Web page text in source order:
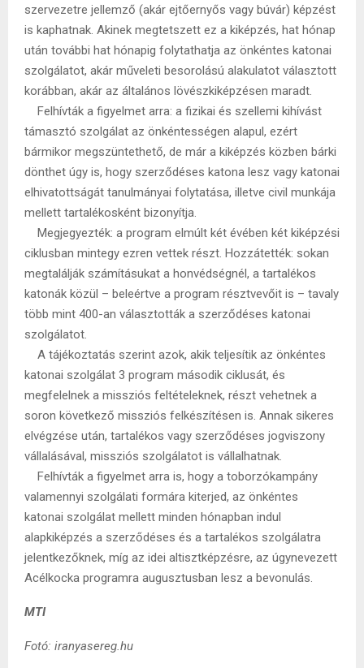
szervezetre jellemző (akár ejtőernyős vagy búvár) képzést
is kaphatnak. Akinek megtetszett ez a kiképzés, hat hónap
után további hat hónapig folytathatja az önkéntes katonai
szolgálatot, akár műveleti besorolású alakulatot választott
korábban, akár az általános lövészkiképzésen maradt.
Felhívták a figyelmet arra: a fizikai és szellemi kihívást
támasztó szolgálat az önkéntességen alapul, ezért
bármikor megszüntethető, de már a kiképzés közben bárki
dönthet úgy is, hogy szerződéses katona lesz vagy katonai
elhivatottságát tanulmányai folytatása, illetve civil munkája
mellett tartalékosként bizonyítja.
Megjegyezték: a program elmúlt két évében két kiképzési
ciklusban mintegy ezren vettek részt. Hozzátették: sokan
megtalálják számításukat a honvédségnél, a tartalékos
katonák közül – beleértve a program résztvevőit is – tavaly
több mint 400-an választották a szerződéses katonai
szolgálatot.
A tájékoztatás szerint azok, akik teljesítik az önkéntes
katonai szolgálat 3 program második ciklusát, és
megfelelnek a missziós feltételeknek, részt vehetnek a
soron következő missziós felkészítésen is. Annak sikeres
elvégzése után, tartalékos vagy szerződéses jogviszony
vállalásával, missziós szolgálatot is vállalhatnak.
Felhívták a figyelmet arra is, hogy a toborzókampány
valamennyi szolgálati formára kiterjed, az önkéntes
katonai szolgálat mellett minden hónapban indul
alapkiképzés a szerződéses és a tartalékos szolgálatra
jelentkezőknek, míg az idei altisztképzésre, az úgynevezett
Acélkocka programra augusztusban lesz a bevonulás.
MTI
Fotó: iranyasereg.hu